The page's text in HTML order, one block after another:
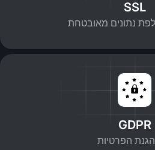
SSL
נתונים מאובטחת
GDPR
הפרטיות